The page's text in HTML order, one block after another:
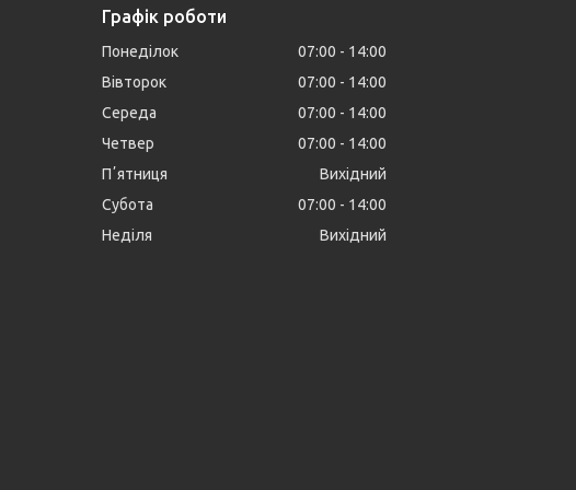
Графік роботи
Понеділок 07:00
14:00
Вівторок
07:00
14:00
Середа
07:00
14:00
Четвер
07:00
14:00
Пʼятниця
Вихідний
Субота
07:00
14:00
Неділя
Вихідний